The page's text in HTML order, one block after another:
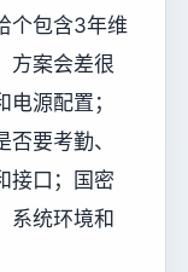
个包含3年维
方案会差很
源配置；
要考勤、
接口；国密
系统环境和